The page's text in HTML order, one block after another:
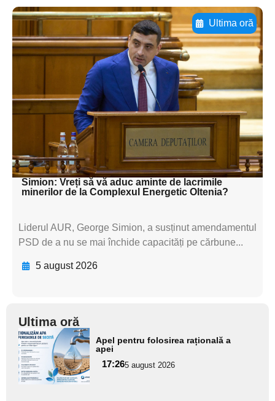
Ultima oră
Adaugă aici textul pentru
subtitluAdaugă aici
textul pentru
subtitluAdaugă aici
textul pentru
subtitluAdaugă aici
textul pentru subti
Simion: Vreți să vă aduc aminte de lacrimile
minerilor de la Complexul Energetic Oltenia?
Liderul AUR, George Simion, a susținut amendamentul
PSD de a nu se mai închide capacități pe cărbune...
5 august 2026
Ultima oră
Adaugă
aici textul
pentru
subtitlu
Apel pentru folosirea rațională a
apei
17:265 august 2026